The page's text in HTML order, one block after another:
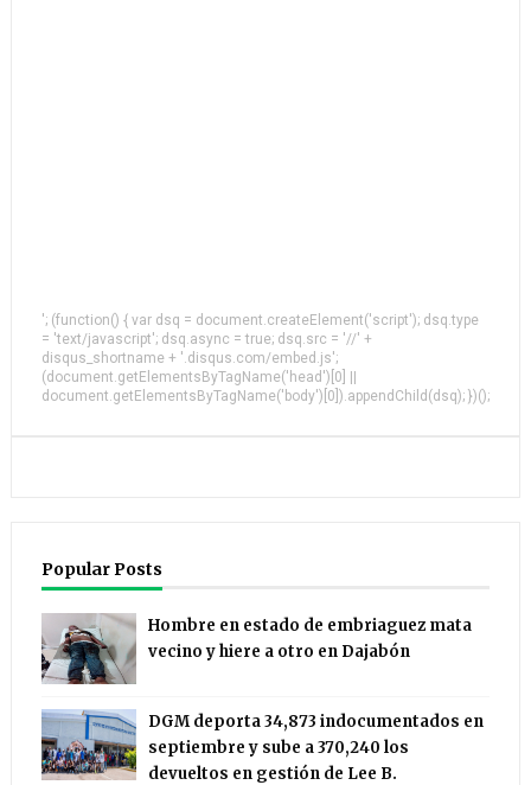
'; (function() { var dsq = document.createElement('script'); dsq.type
= 'text/javascript'; dsq.async = true; dsq.src = '//' +
disqus_shortname + '.disqus.com/embed.js';
(document.getElementsByTagName('head')[0] ||
document.getElementsByTagName('body')[0]).appendChild(dsq); })();
Popular Posts
Hombre en estado de embriaguez mata
vecino y hiere a otro en Dajabón
DGM deporta 34,873 indocumentados en
septiembre y sube a 370,240 los
devueltos en gestión de Lee B.